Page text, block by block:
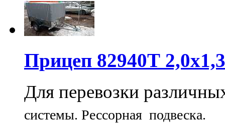
Прицеп 82940Т
Для перевозки
системы. Рессорная подвеска.